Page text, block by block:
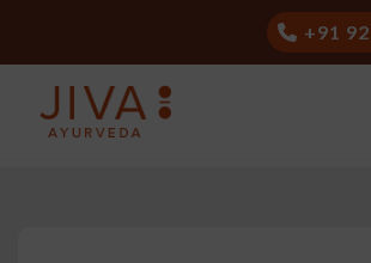
+91